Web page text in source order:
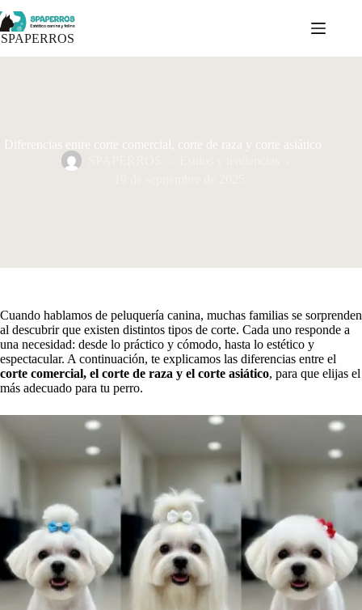
al
contenido
SPAPERROS
Diferencias entre corte comercial, corte de raza y corte asiático
Cuando hablamos de peluquería canina, muchas familias se sorprenden
al descubrir que existen distintos tipos de corte. Cada uno responde a
una necesidad: desde lo práctico y cómodo, hasta lo estético y
espectacular. A continuación, te explicamos las diferencias entre el
corte comercial, el corte de raza y el corte asiático, para que elijas el
más adecuado para tu perro.